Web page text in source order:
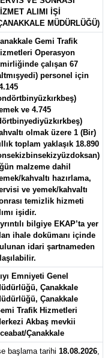
ALIMI İŞİ
MÜDÜRLÜĞÜ)
Gemi Trafik
Operasyon
çalışan 67
personel için
ve 4.745
olmak üzere 1 (Bir)
toplam yaklaşık 18.890
malzeme dahil
kahvaltı hazırlama,
ve yemek/kahvaltı
temizlik hizmeti
işidir.
bilgiye EKAP’ta yer
ihale dokümanı içinde
idari şartnameden
Emniyeti Genel
Çanakkale
Çanakkale
Trafik Hizmetleri
Akbaş mevkii
Çanakkale
başlama tarihi 18.08.2026,